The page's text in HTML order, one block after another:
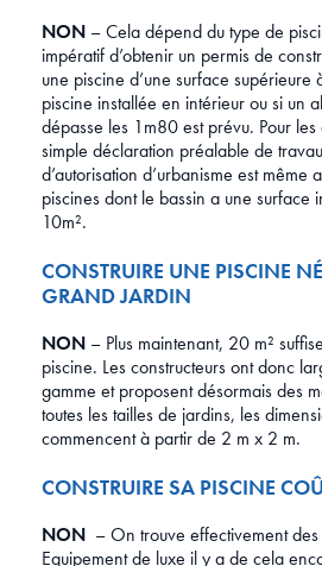
NON – Cela dépend du type de
impératif d’obtenir un permis de
une piscine d’une surface
piscine installée en intérieur ou si un
dépasse les 1m80 est prévu. Pour les
simple déclaration préalable de
d’autorisation d’urbanisme est même
piscines dont le bassin a une surface
10m².
CONSTRUIRE UNE PISCINE
GRAND JARDIN
NON – Plus maintenant, 20 m²
piscine. Les constructeurs ont donc
gamme et proposent désormais des
toutes les tailles de jardins, les
commencent à partir de 2 m x 2 m.
CONSTRUIRE SA PISCINE
NON – On trouve effectivement
Equipement de luxe il y a de cela